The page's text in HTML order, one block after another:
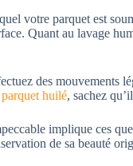
votre parquet est
Quant au lavage
des mouvements
huilé, sachez
implique ces
de sa beauté